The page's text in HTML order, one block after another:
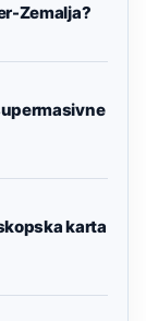
Zemalja?
karta